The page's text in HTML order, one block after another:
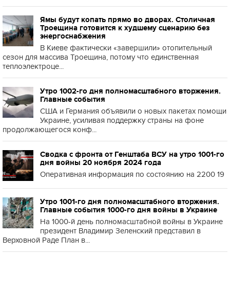
Ямы будут копать прямо во дворах. Столичная
Троещина готовится к худшему сценарию без
энергоснабжения
В Киеве фактически «завершили» отопительный
сезон для массива Троещина, потому что единственная
теплоэлектроце...
Утро 1002-го дня полномасштабного вторжения.
Главные события
США и Германия объявили о новых пакетах помощи
Украине, усиливая поддержку страны на фоне
продолжающегося конф...
Сводка с фронта от Генштаба ВСУ на утро 1001-го
дня войны 20 ноября 2024 года
Оперативная информация по состоянию на 2200 19
Утро 1001-го дня полномасштабного вторжения.
Главные события 1000-го дня войны в Украине
На 1000-й день полномасштабной войны в Украине
президент Владимир Зеленский представил в
Верховной Раде План в...